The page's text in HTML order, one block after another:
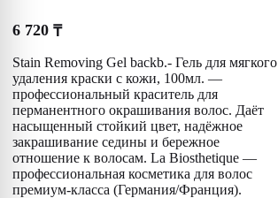
6 720 ₸
Stain Removing Gel backb.- Гель для мягкого
удаления краски с кожи, 100мл. —
профессиональный краситель для
перманентного окрашивания волос. Даёт
насыщенный стойкий цвет, надёжное
закрашивание седины и бережное
отношение к волосам. La Biosthetique —
профессиональная косметика для волос
премиум-класса (Германия/Франция).